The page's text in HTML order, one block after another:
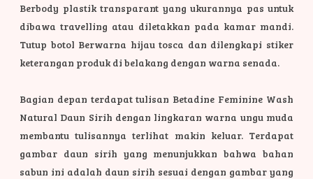
Berbody plastik transparant yang ukurannya pas untuk
dibawa travelling atau diletakkan pada kamar mandi.
Tutup botol Berwarna hijau tosca dan dilengkapi stiker
keterangan produk di belakang dengan warna senada.
Bagian depan terdapat tulisan Betadine Feminine Wash
Natural Daun Sirih dengan lingkaran warna ungu muda
membantu tulisannya terlihat makin keluar. Terdapat
gambar daun sirih yang menunjukkan bahwa bahan
sabun ini adalah daun sirih sesuai dengan gambar yang